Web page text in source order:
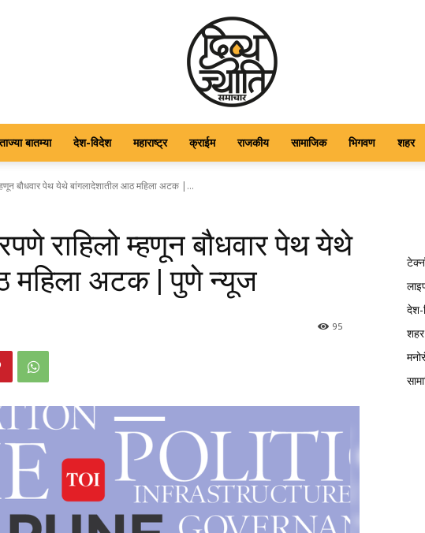
SAMACHAR
बातम्या देश-विदेश महाराष्ट्र क्राईम राजकीय सामाजिक भिगवण शहर
बौधवार पेथ येथे बांगलादेशातील आठ महिला अटक |...
राहिलो म्हणून बौधवार पेथ येथे
महिला अटक | पुणे न्यूज
95
देश-
शहर